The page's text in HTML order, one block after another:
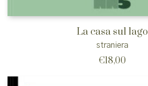
La casa sul lago
straniera
€18,00